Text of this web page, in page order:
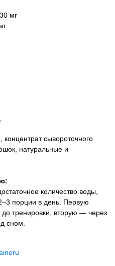
мг
концентрат сывороточного
натуральные и
количество воды,
порции в день. Первую
тренировки, вторую — через
сном.